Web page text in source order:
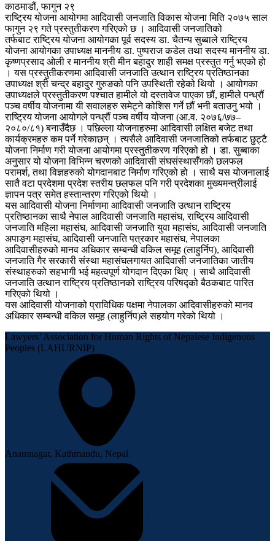
काठमाडौं, फागुन २९
राष्ट्रिय योजना आयोगमा आदिवासी जनजाति विकास योजना मिति २०७५ साल
फागुन २९ गते प्रस्तुतीकरण गरिएको छ । आदिवासी जनजातिको
तर्फबाट राष्ट्रिय योजना आयोगका पूर्व सदस्य डा. चैतन्य सुब्बाले राष्ट्रिय
योजना आयोगका उपाध्यक्ष माननीय डा. पुष्पराज कडेल तथा सदस्य माननीय डा.
कृष्णप्रसाद ओली र माननीय श्री मीन बहादुर शाही समक्ष प्रस्तुत गर्नु भएको हो
। यस प्रस्तुतीकरणमा आदिवासी जनजाति उत्थान राष्ट्रिय प्रतिष्ठानका
उपाध्यक्ष श्री चन्द्र बहादुर गुरुङको पनि उपस्थिती रहेको थियो । आयोगका
उपाध्यक्षले प्रस्तुतीकरण पश्चात हामीले यो दस्तावेज पाएका छौं, हामीले पन्ध्रौं
पञ्च वर्षीय योजनामा यी सवालहरु समेट्ने कोशिस गर्ने छौं भनी बताउनु भयो ।
राष्ट्रिय योजना आयोगले पन्ध्रौं पञ्च वर्षीय योजना (आ.व. २०७६/७७–
२०८०/८१) बनाउँदैछ । पछिल्ला योजनाहरुमा आदिवासी लक्षित बजेट तथा
कार्यक्रमहरु कम पर्ने गरेकाछन् । त्यसैले आदिवासी जनजातिको तर्फबाट छुट्टै
योजना निर्माण गरी योजना आयोगमा प्रस्तुतीकरण गरिएको हो । डा. सुब्बाका
अनुसार यो योजना विभिन्न चरणको आदिवासी संघसंस्थासँगको छलफल
परामर्श, तथा विज्ञहरुको योगदानबाट निर्माण गरिएको हो । साथै यस योजनालाई
सातै वटा प्रदेशमा प्रदेश स्तरीय छलफल पनि गरी प्रदेशका मुख्यमन्त्रीलाई
ज्ञापन पत्र समेत हस्तान्तरण गरिएको थियो ।
यस आदिवासी योजना निर्माणमा आदिवासी जनजाति उत्थान राष्ट्रिय
प्रतिष्ठानका साथै नेपाल आदिवासी जनजाति महासंघ, राष्ट्रिय आदिवासी
जनजाति महिला महासंघ, आदिवासी जनजाति युवा महासंघ, आदिवासी जनजाति
अपाङ्ग महासंघ, आदिवासी जनजाति पत्रकार महासंघ, नेपालका
आदिवासीहरुको मानव अधिकार सम्बन्धी वकिल समूह (लाहुर्निप), आदिवासी
जनजाति गैर सरकारी संस्था महासंघलगायत आदिवासी जनजातिका जातीय
संस्थाहरुको सहभागी भई महत्वपूर्ण योगदान दिएका थिए । साथै आदिवासी
जनजाति उत्थान राष्ट्रिय प्रतिष्ठानको राष्ट्रिय परिषद्को बैठकबाट पारित
गरिएको थियो ।
यस आदिवासी योजनाको प्राविधिक पक्षमा नेपालका आदिवासीहरुको मानव
अधिकार सम्बन्धी वकिल समूह (लाहुर्निप)ले सहयोग गरेको थियो ।
Lawyers’ Association for Human Rights of Nepalese Indigenous
Peoples (LAHURNIP)
Anamnagar, Kathmandu, Nepal